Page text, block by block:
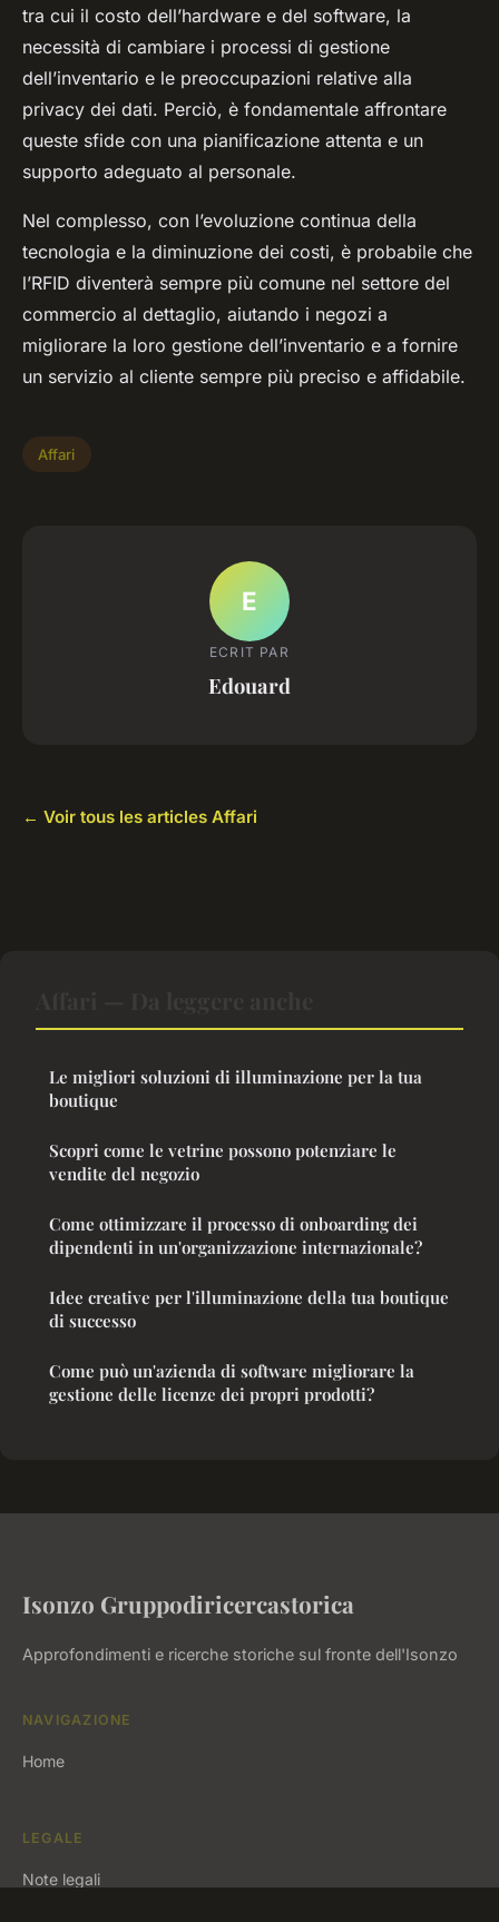
tra cui il costo dell’hardware e del software, la
necessità di cambiare i processi di gestione
dell’inventario e le preoccupazioni relative alla
privacy dei dati. Perciò, è fondamentale affrontare
queste sfide con una pianificazione attenta e un
supporto adeguato al personale.
Nel complesso, con l’evoluzione continua della
tecnologia e la diminuzione dei costi, è probabile che
l’RFID diventerà sempre più comune nel settore del
commercio al dettaglio, aiutando i negozi a
migliorare la loro gestione dell’inventario e a fornire
un servizio al cliente sempre più preciso e affidabile.
Affari
E
ECRIT PAR
Edouard
← Voir tous les articles Affari
Le migliori soluzioni di illuminazione per la tua
boutique
Scopri come le vetrine possono potenziare le
vendite del negozio
Come ottimizzare il processo di onboarding dei
dipendenti in un'organizzazione internazionale?
Idee creative per l'illuminazione della tua boutique
di successo
Come può un'azienda di software migliorare la
gestione delle licenze dei propri prodotti?
Isonzo Gruppodiricercastorica
Approfondimenti e ricerche storiche sul fronte dell'Isonzo
NAVIGAZIONE
Home
LEGALE
Note legali